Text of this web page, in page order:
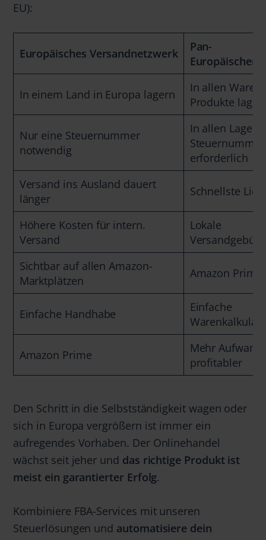
EU):
Europäisches Versandnetzwerk
Pan-
Europäischer
In einem Land in Europa lagern
In allen
Produkte
Nur eine Steuernummer
notwendig
In allen
Steuernummer
erforderlich
Versand ins Ausland dauert
länger
Schnellste
Höhere Kosten für intern.
Versand
Lokale
Sichtbar auf allen Amazon-
Marktplätzen
Amazon Prime
Einfache Handhabe
Einfache
Amazon Prime
Mehr Aufwand
profitabler
Den Schritt in die Selbstständigkeit wagen oder
sich in Europa vergrößern ist immer ein
aufregendes Vorhaben. Der Onlinehandel
wächst seit jeher und das richtige Produkt ist
meist ein garantierter Erfolg.
Kombiniere FBA-Services mit unseren
Steuerlösungen und automatisiere dein